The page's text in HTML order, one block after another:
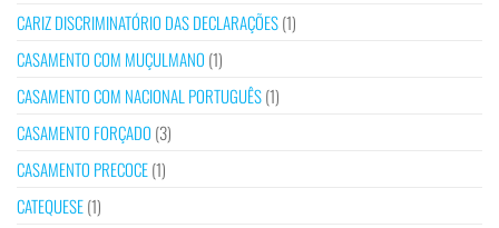
CARIZ DISCRIMINATÓRIO DAS DECLARAÇÕES(1)
CASAMENTO COM MUÇULMANO (1)
CASAMENTO COM NACIONAL PORTUGUÊS(1)
CASAMENTO FORÇADO (3)
CASAMENTO PRECOCE(1)
CATEQUESE(1)